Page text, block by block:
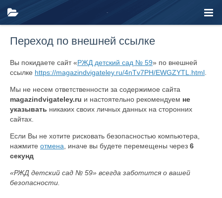
Переход по внешней ссылке
Вы покидаете сайт «РЖД детский сад № 59» по внешней
ссылке https://magazindvigateley.ru/4nTv7PH/EWGZYTL.html
Мы не несем ответственности за содержимое сайта
magazindvigateley.ru и настоятельно рекомендуем не
указывать никаких своих личных данных на сторонних
сайтах.
Если Вы не хотите рисковать безопасностью компьютера,
нажмите отмена , иначе вы будете перемещены через 6
секунд
«РЖД детский сад № 59» всегда заботится о вашей
безопасности.